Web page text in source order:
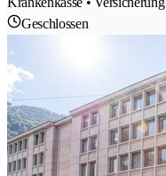
Geschlossen